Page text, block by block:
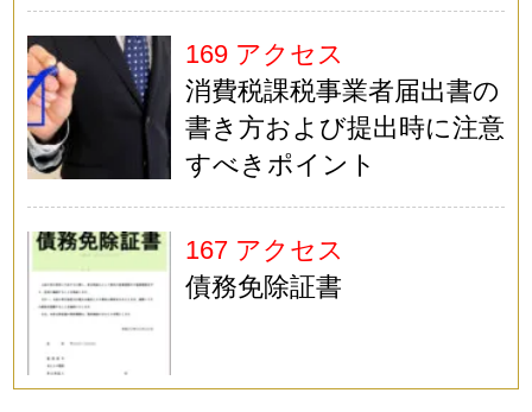
169 アクセス
消費税課税事業者届出書の
書き方および提出時に注意
すべきポイント
167 アクセス
債務免除証書